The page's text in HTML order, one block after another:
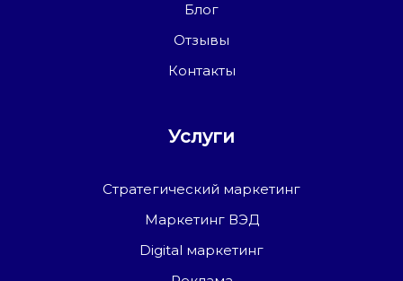
Блог
Отзывы
Контакты
Услуги
Стратегический маркетинг
Маркетинг ВЭД
Digital маркетинг